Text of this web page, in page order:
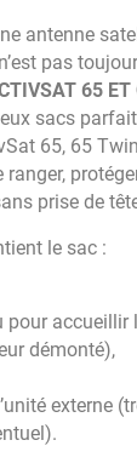
antenne
pas
65 ET
sacs
65, 65
ranger,
prise de
le sac :
pour accueillir
démonté),
externe